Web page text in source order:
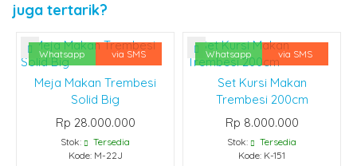
juga tertarik?
Whatsapp via SMS
Meja Makan Trembesi
Solid Big
Rp 28.000.000
Stok:
Tersedia
Kode: M-22J
Whatsapp via SMS
Set Kursi Makan
Trembesi 200cm
Rp 8.000.000
Stok:
Tersedia
Kode: K-151